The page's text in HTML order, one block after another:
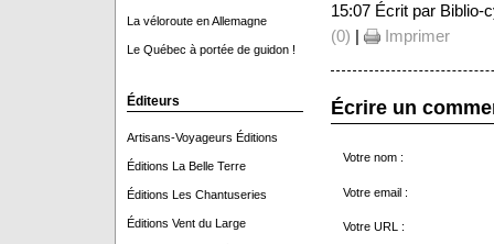
La véloroute en Allemagne
Le Québec à portée de guidon !
Éditeurs
Artisans-Voyageurs Éditions
Éditions La Belle Terre
Éditions Les Chantuseries
Éditions Vent du Large
15:07 Écrit par Biblio-
(0) | Imprimer
Écrire un
Votre nom :
Votre email :
Votre URL :